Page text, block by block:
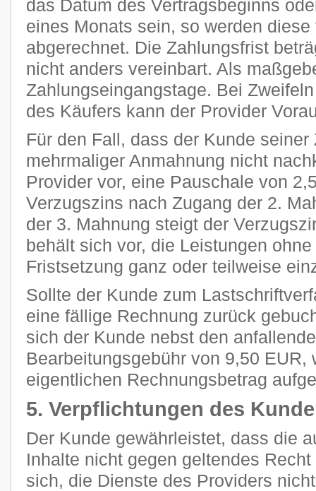
das Datum des Vertragsbeginns
eines Monats sein, so werden
abgerechnet. Die Zahlungsfrist
nicht anders vereinbart. Als
Zahlungseingangstage. Bei
des Käufers kann der Provider
Für den Fall, dass der Kunde
mehrmaliger Anmahnung nicht
Provider vor, eine Pauschale von
Verzugszins nach Zugang der 2.
der 3. Mahnung steigt der
behält sich vor, die Leistungen
Fristsetzung ganz oder teilweise
Sollte der Kunde zum
eine fällige Rechnung zurück
sich der Kunde nebst den
Bearbeitungsgebühr von 9,50 EUR,
eigentlichen Rechnungsbetrag
5. Verpflichtungen des
Der Kunde gewährleistet, dass die
Inhalte nicht gegen geltendes
sich, die Dienste des Providers